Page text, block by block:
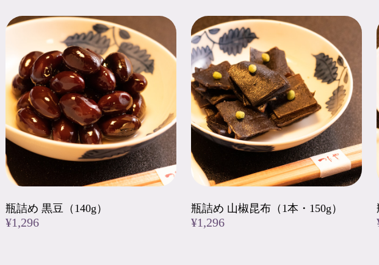
瓶詰め 黒豆（140g）
¥1,296
瓶詰め 山椒昆布（1本・150g）
¥1,296